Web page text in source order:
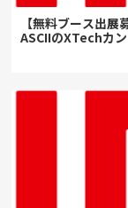
【無料ブース出
ASCIIのXTechカ